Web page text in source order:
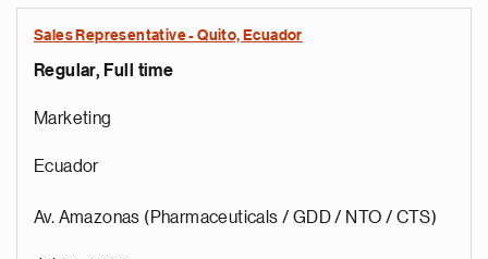
Sales Representative - Quito, Ecuador
Regular, Full time
Marketing
Ecuador
Av. Amazonas (Pharmaceuticals / GDD / NTO / CTS)